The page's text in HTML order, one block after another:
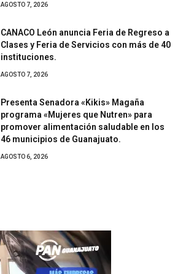
AGOSTO 7, 2026
CANACO León anuncia Feria de Regreso a
Clases y Feria de Servicios con más de 40
instituciones.
AGOSTO 7, 2026
Presenta Senadora «Kikis» Magaña
programa «Mujeres que Nutren» para
promover alimentación saludable en los
46 municipios de Guanajuato.
AGOSTO 6, 2026